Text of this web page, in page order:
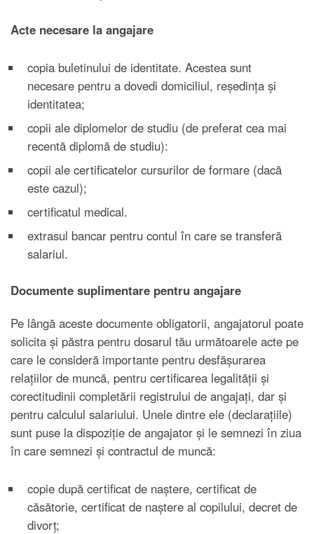
Acte necesare la angajare
copia buletinului de identitate. Acestea sunt
necesare pentru a dovedi domiciliul, reședința și
identitatea;
copii ale diplomelor de studiu (de preferat cea mai
recentă diplomă de studiu):
copii ale certificatelor cursurilor de formare (dacă
este cazul);
certificatul medical.
extrasul bancar pentru contul în care se transferă
salariul.
Documente suplimentare pentru angajare
Pe lângă aceste documente obligatorii, angajatorul poate
solicita și păstra pentru dosarul tău următoarele acte pe
care le consideră importante pentru desfășurarea
relațiilor de muncă, pentru certificarea legalității și
corectitudinii completării registrului de angajați, dar și
pentru calculul salariului. Unele dintre ele (declarațiile)
sunt puse la dispoziție de angajator și le semnezi în ziua
în care semnezi și contractul de muncă:
copie după certificat de naștere, certificat de
căsătorie, certificat de naștere al copilului, decret de
divorț;